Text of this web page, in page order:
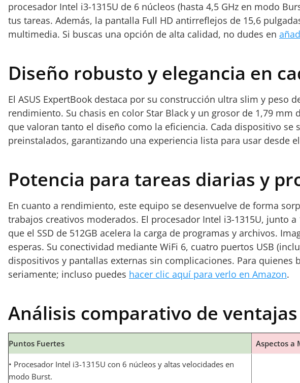
procesador Intel i3-1315U de 6 núcleos (hasta 4,5 GHz en modo
tus tareas. Además, la pantalla Full HD antirreflejos de 15,6
multimedia. Si buscas una opción de alta calidad, no dudes en
Diseño robusto y elegancia en
El ASUS ExpertBook destaca por su construcción ultra slim y peso
rendimiento. Su chasis en color Star Black y un grosor de 1,79
que valoran tanto el diseño como la eficiencia. Cada dispositivo
preinstalados, garantizando una experiencia lista para usar desde
Potencia para tareas diarias y
En cuanto a rendimiento, este equipo se desenvuelve de forma
trabajos creativos moderados. El procesador Intel i3-1315U, junto
que el SSD de 512GB acelera la carga de programas y archivos.
esperas. Su conectividad mediante WiFi 6, cuatro puertos USB
dispositivos y pantallas externas sin complicaciones. Para
seriamente; incluso puedes hacer clic aquí para verlo en Amazon.
Análisis comparativo de
Puntos Fuertes Aspectos a
• Procesador Intel i3-1315U con 6 núcleos y altas velocidades en
modo Burst.